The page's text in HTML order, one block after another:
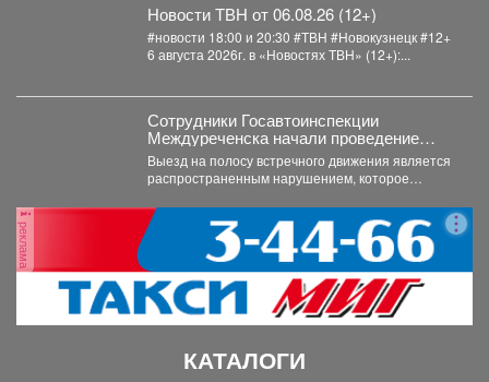
Новости ТВН от 06.08.26 (12+)
#новости 18:00 и 20:30 #ТВН #Новокузнецк #12+
6 августа 2026г. в «Новостях ТВН» (12+):...
Сотрудники Госавтоинспекции
Междуреченска начали проведение
профилактической операции
«Встречная полоса»
Выезд на полосу встречного движения является
распространенным нарушением, которое
транспортного происшествия...
реклама
КАТАЛОГИ